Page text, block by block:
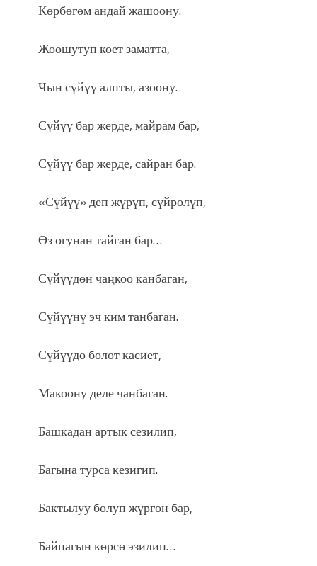
Көрбөгөм андай жашоону.
Жоошутуп коет заматта,
Чын сүйүү алпты, азоону.
Сүйүү бар жерде, майрам бар,
Сүйүү бар жерде, сайран бар.
«Сүйүү» деп жүрүп, сүйрөлүп,
Өз огунан тайган бар…
Сүйүүдөн чаңкоо канбаган,
Сүйүүнү эч ким танбаган.
Сүйүүдө болот касиет,
Макоону деле чанбаган.
Башкадан артык сезилип,
Багына турса кезигип.
Бактылуу болуп жүргөн бар,
Байпагын көрсө эзилип…